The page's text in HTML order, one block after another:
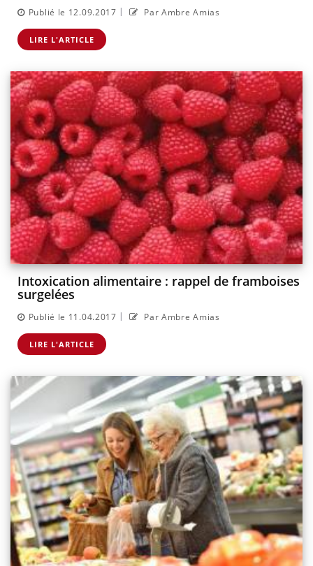
Publié le 12.09.2017 | Par Ambre Amias
LIRE L'ARTICLE
Intoxication alimentaire : rappel de framboises
surgelées
Publié le 11.04.2017 | Par Ambre Amias
LIRE L'ARTICLE